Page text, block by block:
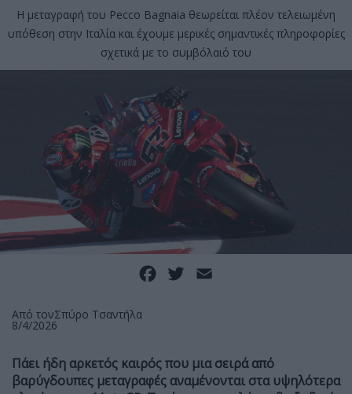
Η μεταγραφή του Pecco Bagnaia θεωρείται πλέον τελειωμένη
υπόθεση στην Ιταλία και έχουμε μερικές σημαντικές πληροφορίες
σχετικά με το συμβόλαιό του
Facebook
Twitter
Από τονΣπύρο Τσαντήλα
8/4/2026
Πάει ήδη αρκετός καιρός που μια σειρά από
βαρύγδουπες μεταγραφές αναμένονται στα υψηλότερα